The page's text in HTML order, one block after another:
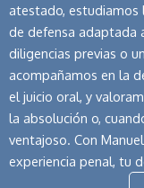
atestado, estudiamos
de defensa adaptada
diligencias previas o
acompañamos en la
el juicio oral, y
la absolución o,
ventajoso. Con
experiencia penal, tu